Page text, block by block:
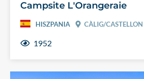
Campsite L'Orangeraie
HISZPANIA CÀLIG/CASTELLON
1952